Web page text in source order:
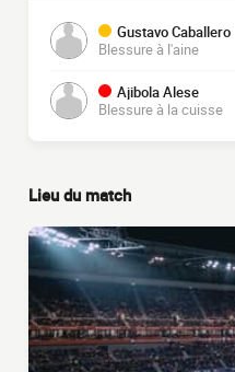
Gustavo Caballero
Blessure à l'aine
Ajibola Alese
Blessure à la cuisse
Lieu du match